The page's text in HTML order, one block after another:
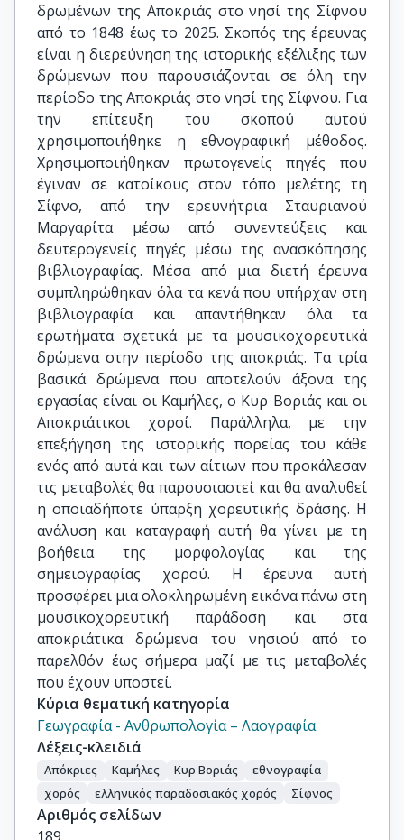
δρωμένων της Αποκριάς στο νησί της Σίφνου
από το 1848 έως το 2025. Σκοπός της έρευνας
είναι η διερεύνηση της ιστορικής εξέλιξης των
δρώμενων που παρουσιάζονται σε όλη την
περίοδο της Αποκριάς στο νησί της Σίφνου. Για
την επίτευξη του σκοπού αυτού
χρησιμοποιήθηκε η εθνογραφική μέθοδος.
Χρησιμοποιήθηκαν πρωτογενείς πηγές που
έγιναν σε κατοίκους στον τόπο μελέτης τη
Σίφνο, από την ερευνήτρια Σταυριανού
Μαργαρίτα μέσω από συνεντεύξεις και
δευτερογενείς πηγές μέσω της ανασκόπησης
βιβλιογραφίας. Μέσα από μια διετή έρευνα
συμπληρώθηκαν όλα τα κενά που υπήρχαν στη
βιβλιογραφία και απαντήθηκαν όλα τα
ερωτήματα σχετικά με τα μουσικοχορευτικά
δρώμενα στην περίοδο της αποκριάς. Τα τρία
βασικά δρώμενα που αποτελούν άξονα της
εργασίας είναι οι Καμήλες, ο Κυρ Βοριάς και οι
Αποκριάτικοι χοροί. Παράλληλα, με την
επεξήγηση της ιστορικής πορείας του κάθε
ενός από αυτά και των αίτιων που προκάλεσαν
τις μεταβολές θα παρουσιαστεί και θα αναλυθεί
η οποιαδήποτε ύπαρξη χορευτικής δράσης. Η
ανάλυση και καταγραφή αυτή θα γίνει με τη
βοήθεια της μορφολογίας και της
σημειογραφίας χορού. Η έρευνα αυτή
προσφέρει μια ολοκληρωμένη εικόνα πάνω στη
μουσικοχορευτική παράδοση και στα
αποκριάτικα δρώμενα του νησιού από το
παρελθόν έως σήμερα μαζί με τις μεταβολές
που έχουν υποστεί.
Κύρια θεματική κατηγορία
Γεωγραφία - Ανθρωπολογία – Λαογραφία
Λέξεις-κλειδιά
Απόκριες Καμήλες Κυρ Βοριάς
εθνογραφία
χορός
ελληνικός παραδοσιακός χορός Σίφνος
Αριθμός σελίδων